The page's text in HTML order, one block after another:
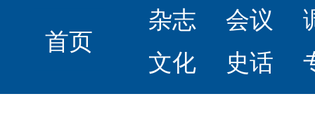
首页
杂志 会议
文化
史话